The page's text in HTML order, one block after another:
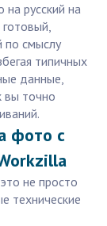
русский на
по смыслу
типичных
данные,
вы точно
фото с
не просто
технические